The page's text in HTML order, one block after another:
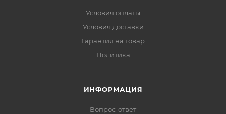
Условия оплаты
Условия доставки
Гарантия на товар
Политика
ИНФОРМАЦИЯ
Вопрос-ответ